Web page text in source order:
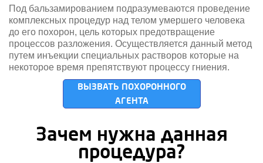
Под бальзамированием подразумеваются проведение
комплексных процедур над телом умершего человека
до его похорон, цель которых предотвращение
процессов разложения. Осуществляется данный метод
путем инъекции специальных растворов которые на
некоторое время препятствуют процессу гниения.
ВЫЗВАТЬ ПОХОРОННОГО
АГЕНТА
Зачем нужна данная
процедура?